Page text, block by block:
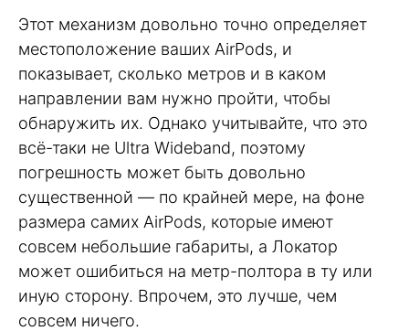
Этот механизм довольно точно определяет
местоположение ваших AirPods, и
показывает, сколько метров и в каком
направлении вам нужно пройти, чтобы
обнаружить их. Однако учитывайте, что это
всё-таки не Ultra Wideband, поэтому
погрешность может быть довольно
существенной — по крайней мере, на фоне
размера самих AirPods, которые имеют
совсем небольшие габариты, а Локатор
может ошибиться на метр-полтора в ту или
иную сторону. Впрочем, это лучше, чем
совсем ничего.